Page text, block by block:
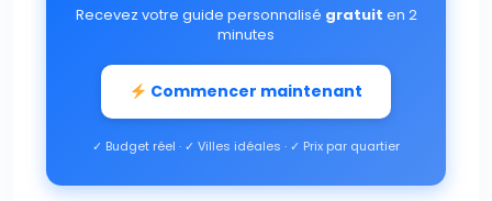
Recevez votre guide personnalisé gratuit en 2
minutes
Commencer maintenant
✓ Budget réel · ✓ Villes idéales · ✓ Prix par quartier